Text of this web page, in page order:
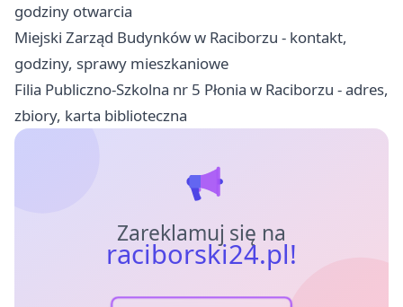
godziny otwarcia
Miejski Zarząd Budynków w Raciborzu - kontakt,
godziny, sprawy mieszkaniowe
Filia Publiczno-Szkolna nr 5 Płonia w Raciborzu - adres,
zbiory, karta biblioteczna
Zareklamuj się na
raciborski24.pl!